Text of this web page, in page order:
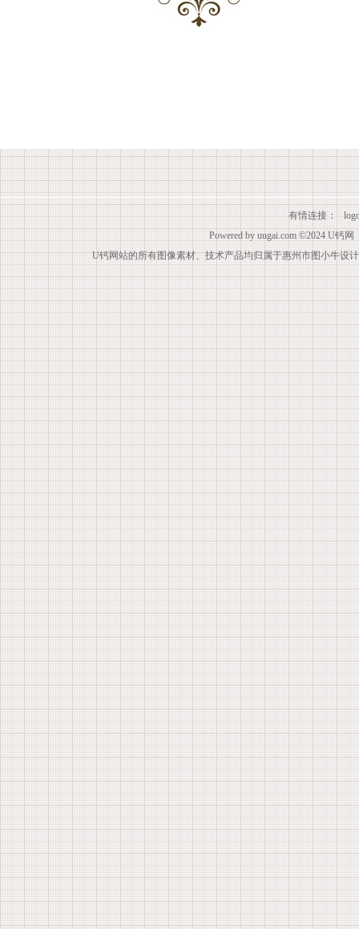
有情连接：
Powered by uugai.com ©2024 U钙网
U钙网站的所有图像素材、技术产品均归属于惠州市图小牛设